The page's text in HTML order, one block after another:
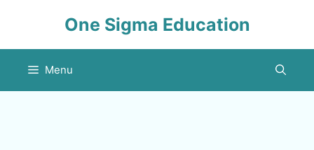
One Sigma Education
Menu